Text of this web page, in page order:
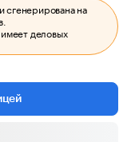
сгенерирована на
деловых